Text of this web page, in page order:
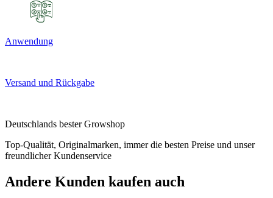
Anwendung
Versand und Rückgabe
Deutschlands bester Growshop
Top-Qualität, Originalmarken, immer die besten Preise und unser
freundlicher Kundenservice
Andere Kunden kaufen auch